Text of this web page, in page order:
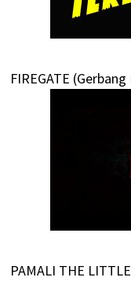
FIREGATE
PAMALI THE